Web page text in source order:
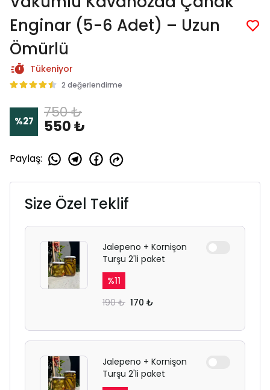
Enginar (5-6 Adet) – Uzun
Ömürlü
Tükeniyor
2 değerlendirme
%27 750 ₺
550 ₺
Paylaş:
Size Özel Teklif
Jalepeno + Kornişon
Turşu 2'li paket
%11
190 ₺ 170 ₺
Jalepeno + Kornişon
Turşu 2'li paket